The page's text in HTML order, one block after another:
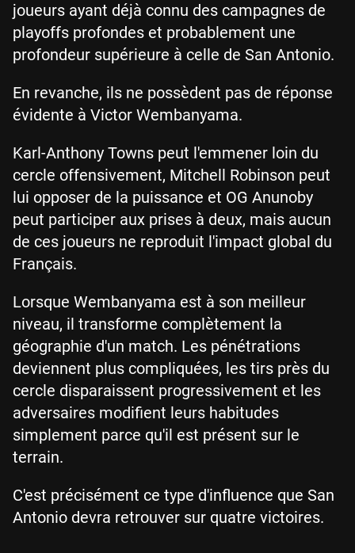
joueurs ayant déjà connu des campagnes de
playoffs profondes et probablement une
profondeur supérieure à celle de San Antonio.
En revanche, ils ne possèdent pas de réponse
évidente à Victor Wembanyama.
Karl-Anthony Towns peut l'emmener loin du
cercle offensivement, Mitchell Robinson peut
lui opposer de la puissance et OG Anunoby
peut participer aux prises à deux, mais aucun
de ces joueurs ne reproduit l'impact global du
Français.
Lorsque Wembanyama est à son meilleur
niveau, il transforme complètement la
géographie d'un match. Les pénétrations
deviennent plus compliquées, les tirs près du
cercle disparaissent progressivement et les
adversaires modifient leurs habitudes
simplement parce qu'il est présent sur le
terrain.
C'est précisément ce type d'influence que San
Antonio devra retrouver sur quatre victoires.